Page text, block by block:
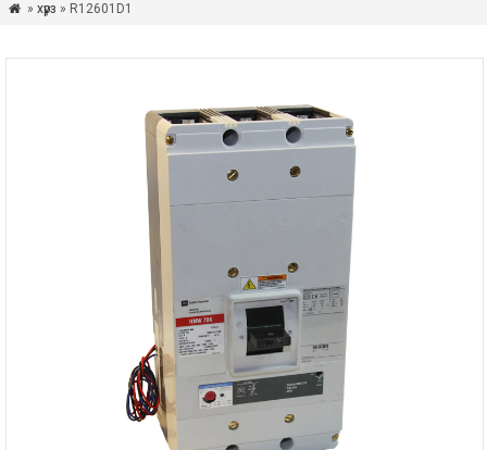
 » хүрз » R12601D1